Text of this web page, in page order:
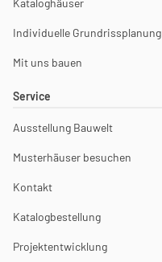
Kataloghäuser
Individuelle Grundrissplanung
Mit uns bauen
Service
Ausstellung Bauwelt
Musterhäuser besuchen
Kontakt
Katalogbestellung
Projektentwicklung